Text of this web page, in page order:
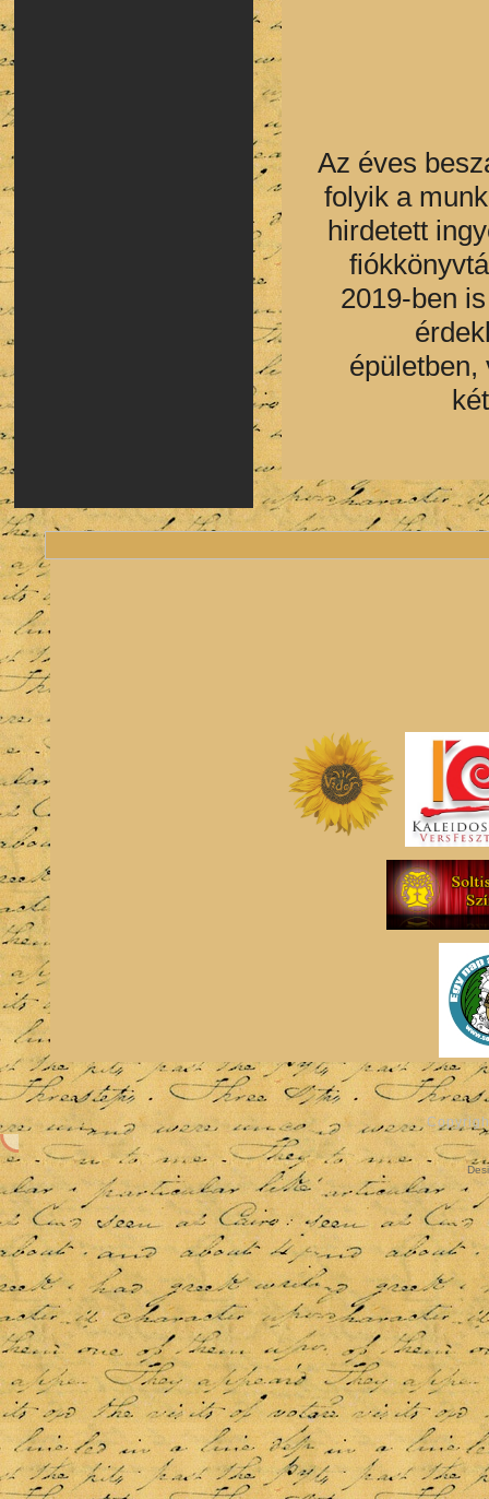
Az éves
folyik a
hirdetett
2019-ben